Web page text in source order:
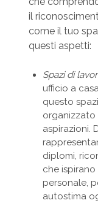
il
come il tuo
questi aspetti:
Spazi di
ufficio a
questo
organizzato
aspirazioni.
diplomi,
che
personale,
autostima